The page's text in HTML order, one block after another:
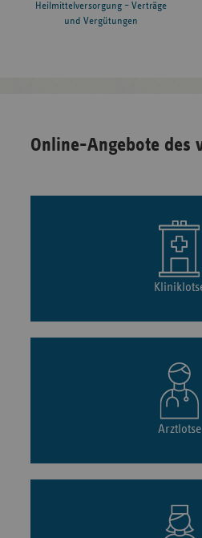
Heilmittelversorgung – Verträge
und Vergütungen
Online-Angebote des
Arztlotse